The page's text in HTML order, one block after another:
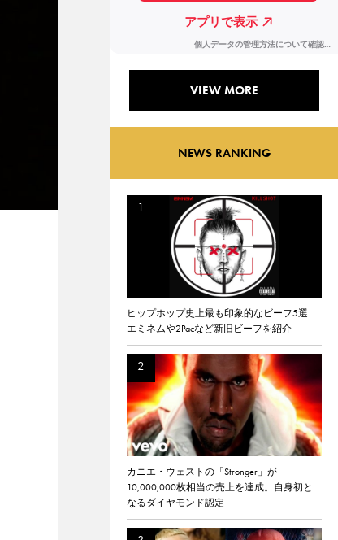
VIEW MORE
NEWS RANKING
ヒップホップ史上最も印象的なビーフ5選
エミネムや2Pacなど新旧ビーフを紹介
カニエ・ウェストの「Stronger」が
10,000,000枚相当の売上を達成。自身初と
なるダイヤモンド認定